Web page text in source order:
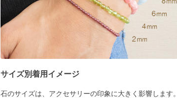
サイズ別着用イメージ
石のサイズは、アクセサリーの印象に大きく影響します。